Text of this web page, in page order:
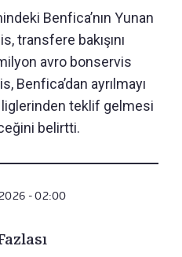
Benfica’nın Yunan
transfere bakışını
avro bonservis
Benfica’dan ayrılmayı
liglerinden teklif gelmesi
belirtti.
- 02:00